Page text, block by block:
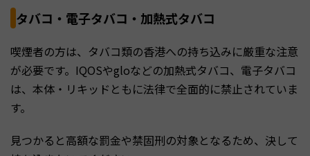
タバコ・電子タバコ・加熱式タバコ
喫煙者の方は、タバコ類の香港への持ち込みに厳重な注意
が必要です。IQOSやgloなどの加熱式タバコ、電子タバコ
は、本体・リキッドともに法律で全面的に禁止されていま
す。
見つかると高額な罰金や禁固刑の対象となるため、決して